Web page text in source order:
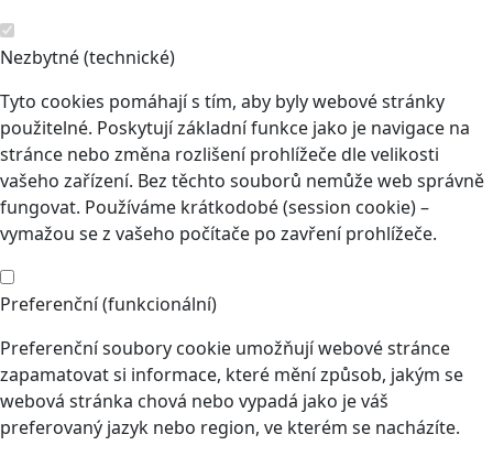
Nezbytné (technické)
Tyto cookies pomáhají s tím, aby byly webové stránky
použitelné. Poskytují základní funkce jako je navigace na
stránce nebo změna rozlišení prohlížeče dle velikosti
vašeho zařízení. Bez těchto souborů nemůže web správně
fungovat. Používáme krátkodobé (session cookie) –
vymažou se z vašeho počítače po zavření prohlížeče.
Preferenční (funkcionální)
Preferenční soubory cookie umožňují webové stránce
zapamatovat si informace, které mění způsob, jakým se
webová stránka chová nebo vypadá jako je váš
preferovaný jazyk nebo region, ve kterém se nacházíte.